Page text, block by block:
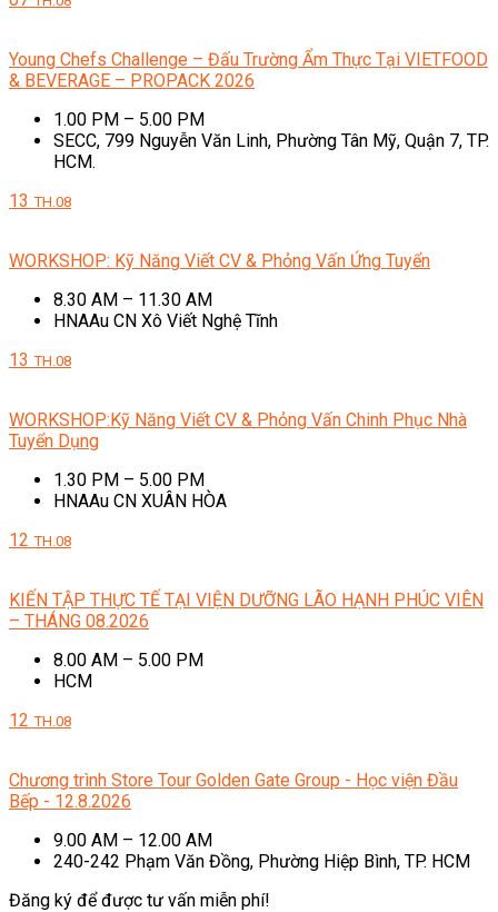
Young Chefs Challenge – Đấu Trường Ẩm Thực Tại VIETFOOD
& BEVERAGE – PROPACK 2026
1.00 PM – 5.00 PM
SECC, 799 Nguyễn Văn Linh, Phường Tân Mỹ, Quận 7, TP.
HCM.
13 TH.08
WORKSHOP: Kỹ Năng Viết CV & Phỏng Vấn Ứng Tuyển
8.30 AM – 11.30 AM
HNAAu CN Xô Viết Nghệ Tĩnh
13 TH.08
WORKSHOP:Kỹ Năng Viết CV & Phỏng Vấn Chinh Phục Nhà
Tuyển Dụng
1.30 PM – 5.00 PM
HNAAu CN XUÂN HÒA
12 TH.08
KIẾN TẬP THỰC TẾ TẠI VIỆN DƯỠNG LÃO HẠNH PHÚC VIÊN
– THÁNG 08.2026
8.00 AM – 5.00 PM
HCM
12 TH.08
Chương trình Store Tour Golden Gate Group - Học viện Đầu
Bếp - 12.8.2026
9.00 AM – 12.00 AM
240-242 Phạm Văn Đồng, Phường Hiệp Bình, TP. HCM
Đăng ký để được tư vấn miễn phí!